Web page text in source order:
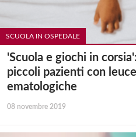
SCUOLA IN OSPEDALE
'Scuola e giochi in
piccoli pazienti con
ematologiche
08 novembre 2019